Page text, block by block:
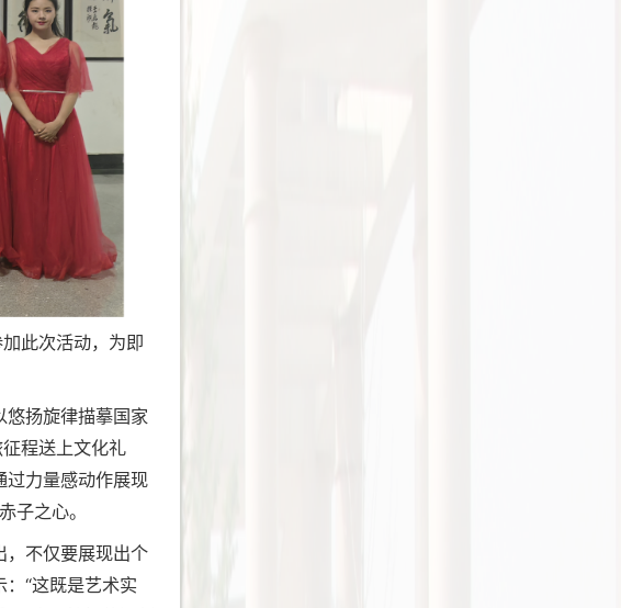
此次活动，为即
扬旋律描摹国家
程送上文化礼
过力量感动作展现
子之心。
，不仅要展现出个
“这既是艺术实